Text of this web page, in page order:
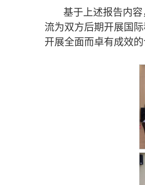
基于上述报告内
流为双方后期开展国
开展全面而卓有成效的